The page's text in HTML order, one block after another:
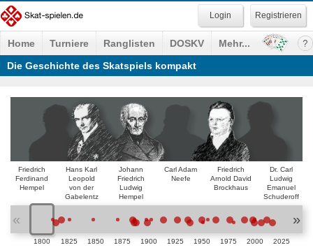
Registrieren
Home Turniere Ranglisten DOSKV
Mehr...
Die Geschichte des Skatspiels kompakt
Friedrich
Ferdinand
Hempel
Hans Karl
Leopold
von der
Gabelentz
Johann
Friedrich
Ludwig
Hempel
Carl Adam
Neefe
Friedrich
Arnold David
Brockhaus
Dr. Carl
Ludwig
Emanuel
Schuderoff
« »
1800 1825 1850 1875 1900 1925 1950 1975 2000 2025